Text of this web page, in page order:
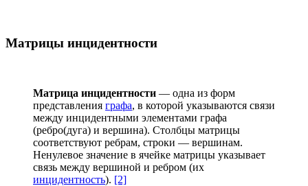
Матрицы инцидентности
Матрица инцидентности — одна из форм
представления графа, в которой указываются связи
между инцидентными элементами графа
(ребро(дуга) и вершина). Столбцы матрицы
соответствуют ребрам, строки — вершинам.
Ненулевое значение в ячейке матрицы указывает
связь между вершиной и ребром (их
инцидентность). [2]